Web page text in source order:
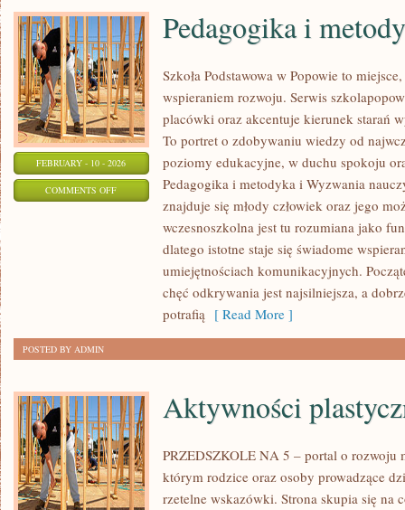
FEBRUARY - 10 - 2026
COMMENTS OFFON
PEDAGOGIKA
METODYKA
Pedagogika i
Szkoła Podstawowa w Popowie to
wspieraniem rozwoju. Serwis
placówki oraz akcentuje kierunek starań
To portret o zdobywaniu wiedzy od
poziomy edukacyjne, w duchu spokoju
Pedagogika i metodyka i Wyzwania
znajduje się młody człowiek oraz jego
wczesnoszkolna jest tu rozumiana jako
dlatego istotne staje się świadome
umiejętnościach komunikacyjnych.
chęć odkrywania jest najsilniejsza, a
potrafią [ Read More ]
POSTED BY ADMIN
Aktywności
PRZEDSZKOLE NA 5 – portal o rozwoju
którym rodzice oraz osoby prowadzące
rzetelne wskazówki. Strona skupia się na